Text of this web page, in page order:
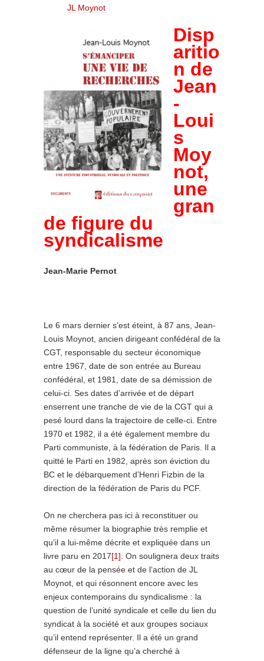
JL Moynot
Disp
aritio
n de
Jean
-
Loui
s
Moy
not,
une
gran
de figure du
syndicalisme
Jean-Marie Pernot
Le 6 mars dernier s’est éteint, à 87 ans, Jean-
Louis Moynot, ancien dirigeant confédéral de la
CGT, responsable du secteur économique
entre 1967, date de son entrée au Bureau
confédéral, et 1981, date de sa démission de
celui-ci. Ses dates d’arrivée et de départ
enserrent une tranche de vie de la CGT qui a
pesé lourd dans la trajectoire de celle-ci. Entre
1970 et 1982, il a été également membre du
Parti communiste, à la fédération de Paris. Il a
quitté le Parti en 1982, après son éviction du
BC et le débarquement d’Henri Fizbin de la
direction de la fédération de Paris du PCF.
On ne cherchera pas ici à reconstituer ou
même résumer la biographie très remplie et
qu’il a lui-même décrite et expliquée dans un
livre paru en 2017[1] . On soulignera deux traits
au cœur de la pensée et de l’action de JL
Moynot, et qui résonnent encore avec les
enjeux contemporains du syndicalisme : la
question de l’unité syndicale et celle du lien du
syndicat à la société et aux groupes sociaux
qu’il entend représenter. Il a été un grand
défenseur de la ligne qu’a cherché à